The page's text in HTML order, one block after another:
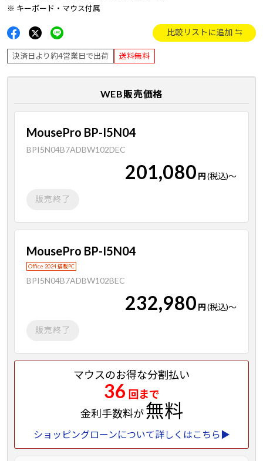
※ キーボード・マウス付属
比較リストに追加
決済日より約4営業日で出荷 送料無料
WEB販売価格
MousePro BP-I5N04
BPI5N04B7ADBW102DEC
201,080 円(税込)～
販売終了
MousePro BP-I5N04
Office 2024 搭載PC
BPI5N04B7ADBW102BEC
232,980 円(税込)～
販売終了
マウスのお得な分割払い
36 回まで
金利手数料が無料
ショッピングローンについて詳しくはこちら▶